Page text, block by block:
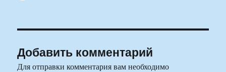
Добавить комментарий
Для отправки комментария вам необходимо